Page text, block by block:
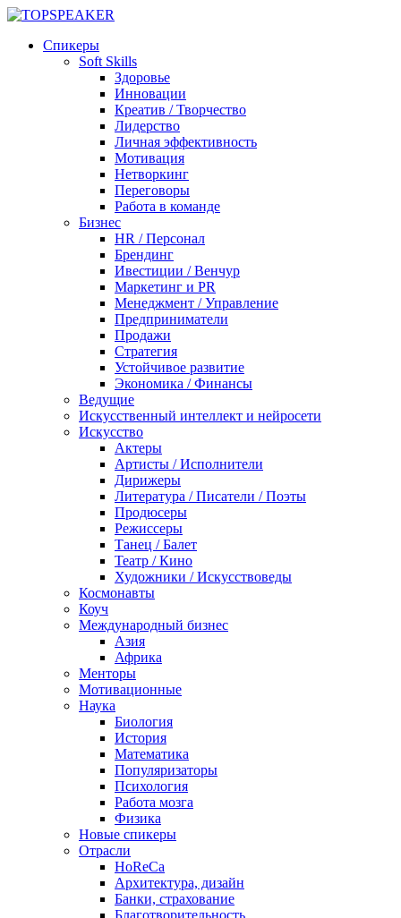
Спикеры
Soft Skills
Здоровье
Инновации
Креатив / Творчество
Лидерство
Личная эффективность
Мотивация
Нетворкинг
Переговоры
Работа в команде
Бизнес
HR / Персонал
Брендинг
Ивестиции / Венчур
Маркетинг и PR
Менеджмент / Управление
Предприниматели
Продажи
Стратегия
Устойчивое развитие
Экономика / Финансы
Ведущие
Искусственный интеллект и нейросети
Искусство
Актеры
Артисты / Исполнители
Дирижеры
Литература / Писатели / Поэты
Продюсеры
Режиссеры
Танец / Балет
Театр / Кино
Художники / Искусствоведы
Космонавты
Коуч
Международный бизнес
Азия
Африка
Менторы
Мотивационные
Наука
Биология
История
Математика
Популяризаторы
Психология
Работа мозга
Физика
Новые спикеры
Отрасли
HoReCa
Архитектура, дизайн
Банки, страхование
Благотворительность